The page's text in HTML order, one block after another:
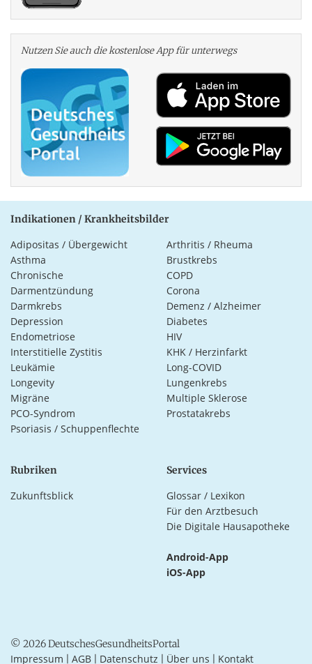
Nutzen Sie auch die kosten­lose App für unterwegs
Indikationen / Krankheitsbilder
Adipositas / Übergewicht
Arthritis / Rheuma
Asthma
Brustkrebs
Chronische
Darmentzündung
COPD
Corona
Darmkrebs
Demenz / Alzheimer
Depression
Diabetes
Endometriose
HIV
Interstitielle Zystitis
KHK / Herzinfarkt
Leukämie
Long-COVID
Longevity
Lungenkrebs
Migräne
Multiple Sklerose
PCO-Syndrom
Prostatakrebs
Psoriasis / Schuppenflechte
Rubriken
Zukunftsblick
Services
Glossar / Lexikon
Für den Arztbesuch
Die Digitale Hausapotheke
Android-App
iOS-App
© 2026 DeutschesGesundheitsPortal
Impressum AGB Datenschutz Über uns Kontakt